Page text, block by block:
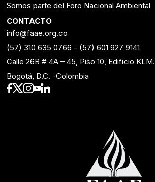
Somos parte del Foro Nacional Ambiental
CONTACTO
info@faae.org.co
(57) 310 635 0766 - (57) 601 927 9141
Calle 26B # 4A – 45, Piso 10, Edificio KLM.
Bogotá, D.C. -Colombia